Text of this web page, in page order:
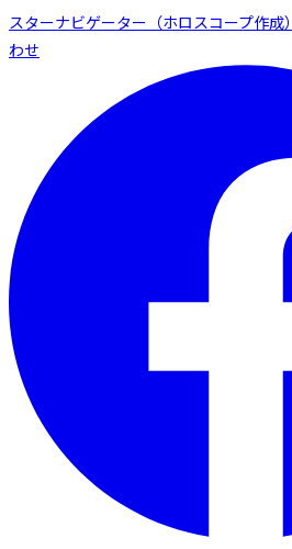
スターナビゲーター（ホロスコープ作成）
わせ